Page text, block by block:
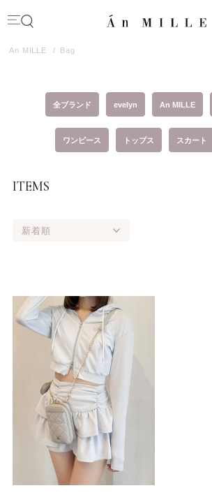
An MILLE Bag
全ブランド evelyn An MILLE
ワンピース トップス スカート
ITEMS
新着順